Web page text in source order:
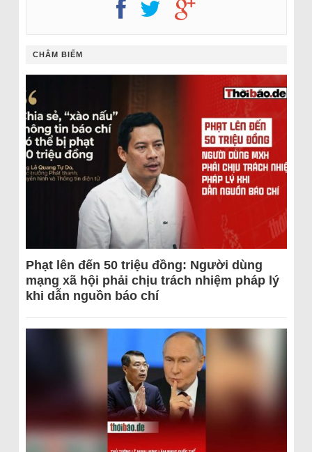
CHÂM BIẾM
Phạt lên đến 50 triệu đồng: Người dùng
mạng xã hội phải chịu trách nhiệm pháp lý
khi dẫn nguồn báo chí